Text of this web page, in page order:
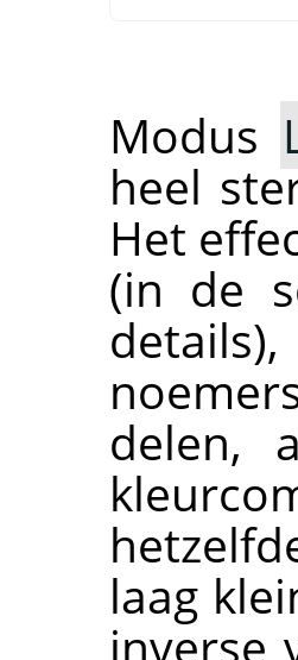
Modus
heel
Het
(in de
delen,
laag
inverse